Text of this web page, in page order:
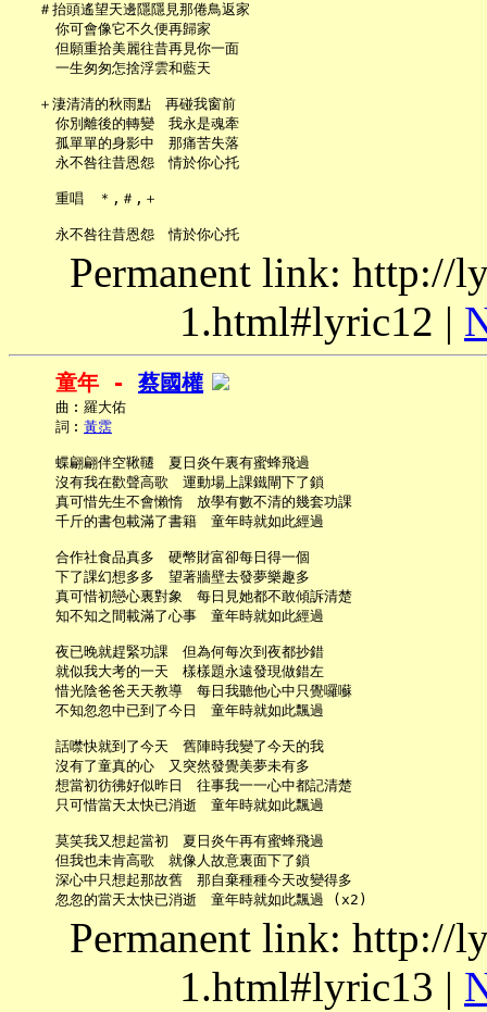
   ＃抬頭遙望天邊隱隱見那倦鳥返家
     你可會像它不久便再歸家
     但願重拾美麗往昔再見你一面
     一生匆匆怎捨浮雲和藍天
   ＋淒清清的秋雨點　再碰我窗前
     你別離後的轉變　我永是魂牽
     孤單單的身影中　那痛苦失落
     永不咎往昔恩怨　情於你心托
     重唱　＊,＃,＋
Permanent link: http://
1.html#lyric12 |
童年 - 蔡國權
     曲︰羅大佑
     詞︰
黃霑
     蝶翩翩伴空鞦韆　夏日炎午裏有蜜蜂飛過
     沒有我在歡聲高歌　運動場上課鐵閘下了鎖
     真可惜先生不會懶惰　放學有數不清的幾套功課
     千斤的書包載滿了書籍　童年時就如此經過
     合作社食品真多　硬幣財富卻每日得一個
     下了課幻想多多　望著牆壁去發夢樂趣多
     真可惜初戀心裏對象　每日見她都不敢傾訴清楚
     知不知之間載滿了心事　童年時就如此經過
     夜已晚就趕緊功課　但為何每次到夜都抄錯
     就似我大考的一天　樣樣題永遠發現做錯左
     惜光陰爸爸天天教導　每日我聽他心中只覺囉囌
     不知忽忽中已到了今日　童年時就如此飄過
     話噤快就到了今天　舊陣時我變了今天的我
     沒有了童真的心　又突然發覺美夢未有多
     想當初彷彿好似昨日　往事我一一心中都記清楚
     只可惜當天太快已消逝　童年時就如此飄過
     莫笑我又想起當初　夏日炎午再有蜜蜂飛過
     但我也未肯高歌　就像人故意裏面下了鎖
     深心中只想起那故舊　那自棄種種今天改變得多
Permanent link: http://
1.html#lyric13 |